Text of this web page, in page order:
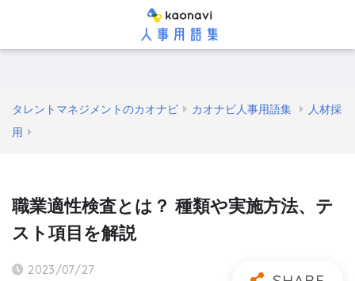
タレントマネジメントのカオナビ カオナビ人事用語集
人材採
用
職業適性検査とは？ 種類や実施方法、テ
スト項目を解説
2023/07/27